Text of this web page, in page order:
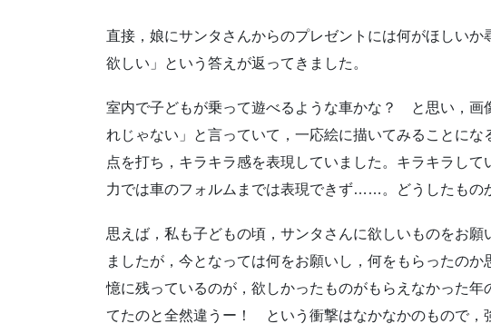
直接，娘にサンタさんからのプレゼントには何がほしい
欲しい」という答えが返ってきました。
室内で子どもが乗って遊べるような車かな？ と思い，画
れじゃない」と言っていて，一応絵に描いてみることに
点を打ち，キラキラ感を表現していました。キラキラし
力では車のフォルムまでは表現できず……。どうしたもの
思えば，私も子どもの頃，サンタさんに欲しいものをお
ましたが，今となっては何をお願いし，何をもらったの
憶に残っているのが，欲しかったものがもらえなかった
てたのと全然違うー！ という衝撃はなかなかのもので，